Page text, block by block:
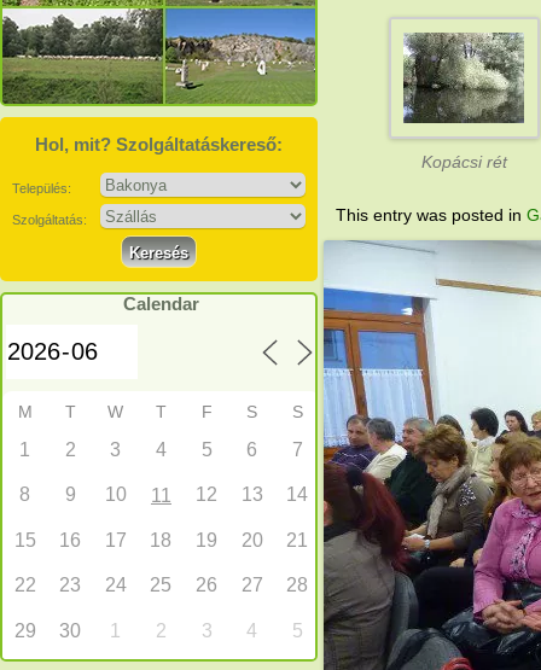
Kopácsi rét
This entry was posted in
Hol, mit? Szolgáltatáskereső:
Település:
Szolgáltatás:
Calendar
M T W T F S S
1 2 3 4 5 6 7
8 9 10 11 12 13 14
15 16 17 18 19 20 21
22 23 24 25 26 27 28
29 30 1 2 3 4 5